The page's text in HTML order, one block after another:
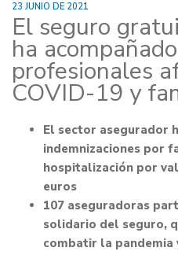
23 JUNIO DE 2021
El seguro
ha
profesionales
COVID-19 y
El sector asegurador
indemnizaciones por
hospitalización por
euros
107 aseguradoras
solidario del seguro,
combatir la pandemia